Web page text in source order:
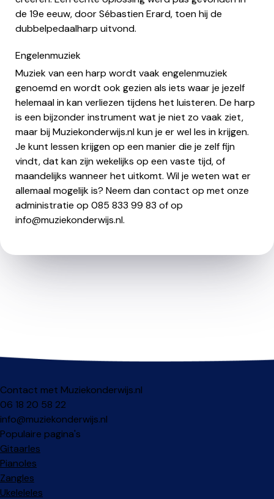
de 19e eeuw, door Sébastien Erard, toen hij de
dubbelpedaalharp uitvond.
Engelenmuziek
Muziek van een harp wordt vaak engelenmuziek
genoemd en wordt ook gezien als iets waar je jezelf
helemaal in kan verliezen tijdens het luisteren. De harp
is een bijzonder instrument wat je niet zo vaak ziet,
maar bij Muziekonderwijs.nl kun je er wel les in krijgen.
Je kunt lessen krijgen op een manier die je zelf fijn
vindt, dat kan zijn wekelijks op een vaste tijd, of
maandelijks wanneer het uitkomt. Wil je weten wat er
allemaal mogelijk is? Neem dan contact op met onze
administratie op 085 833 99 83 of op
info@muziekonderwijs.nl.
Contact met Muziekonderwijs.nl
06 18 20 58 22
info@muziekonderwijs.nl
Populaire pagina's
Gitaarles
Pianoles
Zangles
Ukeleleles